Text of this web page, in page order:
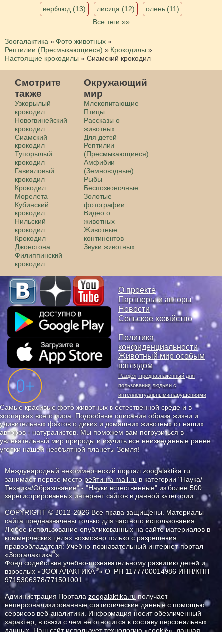
верблюд (13) лисица (12)
олень (11)
Все теги »»
Зоогалактика » Фото животных »
Рептилии (Пресмыкающиеся) » Крокодилы »
Настоящие крокодилы » Сиамский крокодил
Смотрите
также
Узкорылый
крокодил
Новогвинейский
крокодил
Сиамский
крокодил
Тупорылый
крокодил
Гавиаловый
крокодил
Крокодил
Морелета
Кубинский
крокодил
Нильский
крокодил
Крокодил
Джонстона
Филиппинский
крокодил
Окружающий
мир
Млекопитающие
Птицы
Рассказы о
животных
Для детей
Рептилии
(Пресмыкающиеся)
Амфибии
(Земноводные)
Рыбы
Беспозвоночные
Золотые
фотографии
Видео о
животных
Животные
континентов
Звуки животных
О проекте
Партнеры и авторы
Новости
Сельское хозяйство
Политика
конфиденциальности
Животный мир особым
взглядом
Раздел, предназначенный для
пользования людьми с
интеллектуальными нарушениями
Самые красивые фото животных в естественной среде и в
зоопарках всего мира. Подробные описания образа жизни и
удивительных фактов о диких и домашних животных от наших
авторов - натуралистов. Мы поможем вам погрузиться в
увлекательный мир природы и изучить все неизведанные ранее
уголки нашей необъятной планеты Земля!
Международный некоммерческий портал zoogalaktika.ru
занимает первое месторейтинга mail.ru в категории "Наука/
Техника/Образование" - "Науки естественные" из более 500
зарегистрированных интернет сайтов в данной категории.
COPYRIGHT © 2012-2026 Все права защищены. Материалы
сайта предназначены только для частного использования.
Любое использование опубликованных на сайте материалов в
коммерческих целях возможно только с разрешения
правообладателя: Учебно-познавательный интернет-портал
«Зоогалактика®».
Фонд содействия учебно-познавательному развитию детей и
взрослых «ЗООГАЛАКТИКА®» ОГРН 1177700014986 ИНН/КПП
9715306378/771501001
Администрация Портала zoogalaktika.ruполучает
неперсонализированные статистические данные с помощью
сервисов веб-аналитики. Информация носит обезличенный
характер, в связи с чем не относится к составу персональных
данных. Наш сайт использует технологию «cookie», данная